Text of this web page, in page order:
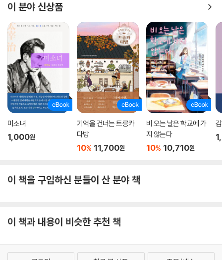
이 분야 신상품
미소녀
1,000원
기억을 건너는 트릉카
다방
10% 11,700원
비 오는 날은 학교에 가
지 않는다
10% 10,710원
이 책을 구입하신 분들이 산 분야 책
이 책과 내용이 비슷한 추천 책